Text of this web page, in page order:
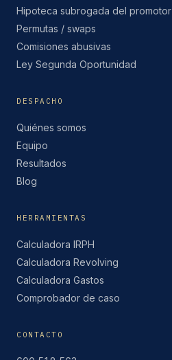
Hipoteca subrogada del promotor
Permutas / swaps
Comisiones abusivas
Ley Segunda Oportunidad
DESPACHO
Quiénes somos
Equipo
Resultados
Blog
HERRAMIENTAS
Calculadora IRPH
Calculadora Revolving
Calculadora Gastos
Comprobador de caso
CONTACTO